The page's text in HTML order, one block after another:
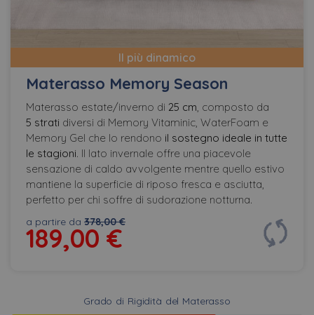
Il più dinamico
Materasso Memory Season
Materasso estate/inverno di 25 cm, composto da
5 strati diversi di Memory Vitaminic, WaterFoam e
Memory Gel che lo rendono il sostegno ideale in tutte
le stagioni. Il lato invernale offre una piacevole
sensazione di caldo avvolgente mentre quello estivo
mantiene la superficie di riposo fresca e asciutta,
perfetto per chi soffre di sudorazione notturna.
a partire da 378,00 €
189,00 €
Grado di Rigidità del Materasso